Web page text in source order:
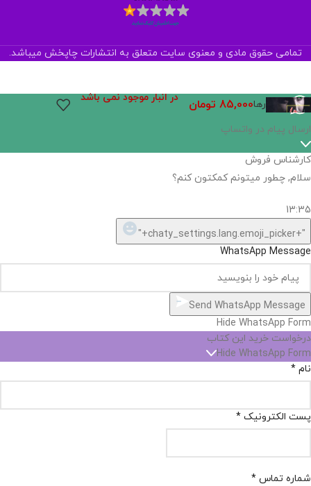
تمامی حقوق مادی و معنوی سایت متعلق به انتشارات چاپخش میباشد.
رها85,000 تومان در انبار موجود نمی باشد
ارسال پیام در واتساپ
کارشناس فروش
سلام, چطور میتونم کمکتون کنم؟
13:35
"+chaty_settings.lang.emoji_picker+"
WhatsApp Message
Send WhatsApp Message
Hide WhatsApp Form
درخواست خرید این کتاب
Hide WhatsApp Form
نام *
پست الکترونیک *
شماره تماس *